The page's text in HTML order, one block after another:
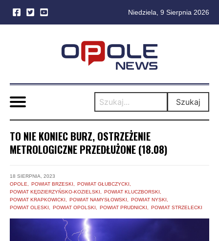
Niedziela, 9 Sierpnia 2026
Szukaj
TO NIE KONIEC BURZ, OSTRZEŻENIE
METROLOGICZNE PRZEDŁUŻONE (18.08)
18 SIERPNIA, 2023
OPOLE
POWIAT BRZESKI
POWIAT GŁUBCZYCKI
POWIAT KĘDZIERZYŃSKO-KOZIELSKI
POWIAT KLUCZBORSKI
POWIAT KRAPKOWICKI
POWIAT NAMYSŁOWSKI
POWIAT NYSKI
POWIAT OLESKI
POWIAT OPOLSKI POWIAT PRUDNICKI POWIAT STRZELECKI